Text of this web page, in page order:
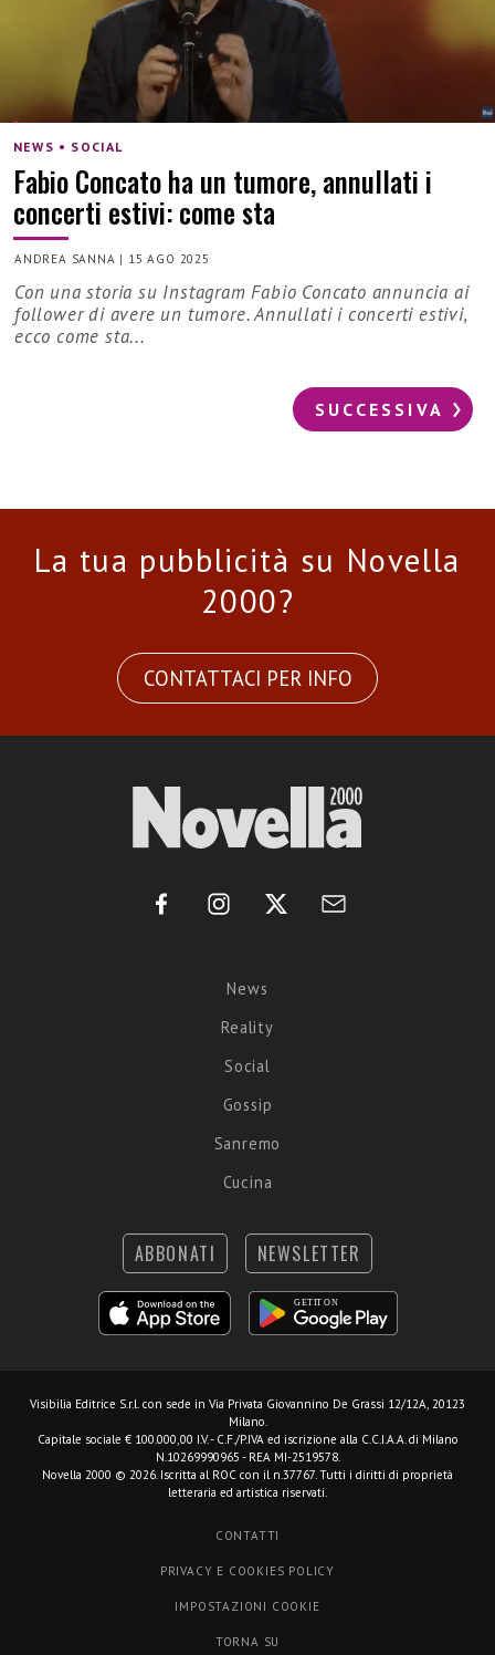
NEWS • SOCIAL
Fabio Concato ha un tumore, annullati i
concerti estivi: come sta
ANDREA SANNA | 15 AGO 2025
Con una storia su Instagram Fabio Concato annuncia ai
follower di avere un tumore. Annullati i concerti estivi,
ecco come sta...
SUCCESSIVA
La tua pubblicità su Novella
2000?
CONTATTACI PER INFO
News
Reality
Social
Gossip
Sanremo
Cucina
ABBONATI NEWSLETTER
Visibilia Editrice S.r.l. con sede in Via Privata Giovannino De Grassi 12/12A, 20123
Milano.
Capitale sociale € 100.000,00 I.V. - C.F./P.IVA ed iscrizione alla C.C.I.A.A. di Milano
N.10269990965 - REA MI-2519578.
Novella 2000 © 2026. Iscritta al ROC con il n.37767. Tutti i diritti di proprietà
letteraria ed artistica riservati.
CONTATTI
PRIVACY E COOKIES POLICY
IMPOSTAZIONI COOKIE
TORNA SU